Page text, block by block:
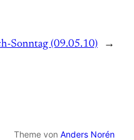
Sonntag (09.05.10)
→
Theme von Anders Norén